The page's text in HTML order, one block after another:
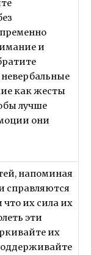
и
как жесты
лучше
они
напоминая
справляются
что их сила их
эти
их